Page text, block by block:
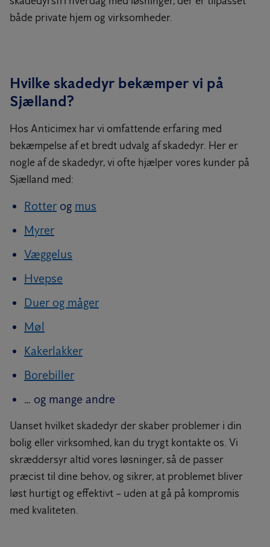
både private hjem og virksomheder.
Hvilke skadedyr bekæmper vi på
Sjælland?
Hos Anticimex har vi omfattende erfaring med
bekæmpelse af et bredt udvalg af skadedyr. Her er
nogle af de skadedyr, vi ofte hjælper vores kunder på
Sjælland med:
Rotter og mus
Myrer
Væggelus
Hvepse
Duer og måger
Møl
Kakerlakker
Borebiller
… og mange andre
Uanset hvilket skadedyr der skaber problemer i din
bolig eller virksomhed, kan du trygt kontakte os. Vi
skræddersyr altid vores løsninger, så de passer
præcist til dine behov, og sikrer, at problemet bliver
løst hurtigt og effektivt – uden at gå på kompromis
med kvaliteten.